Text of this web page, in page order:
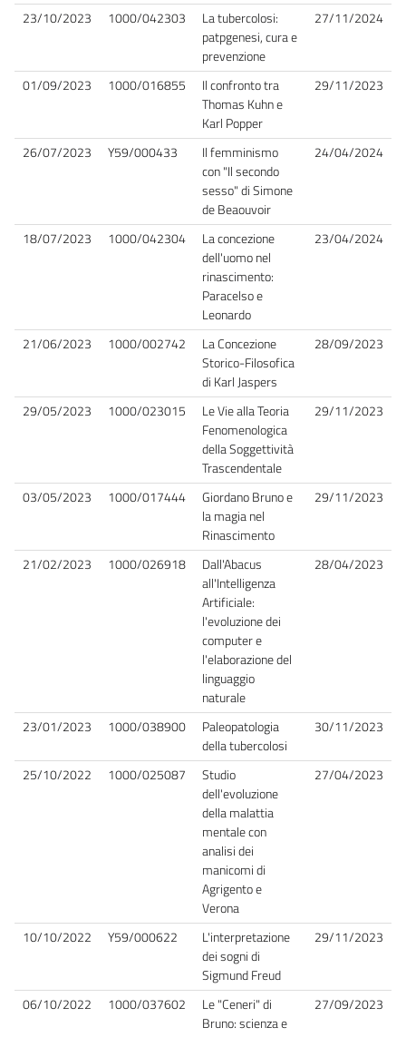
23/10/2023 1000/042303
La tubercolosi:
patpgenesi, cura e
prevenzione
27/11/2024
01/09/2023 1000/016855
Il confronto tra
Thomas Kuhn e
Karl Popper
29/11/2023
26/07/2023 Y59/000433
Il femminismo
con "Il secondo
sesso" di Simone
de Beaouvoir
24/04/2024
18/07/2023 1000/042304
La concezione
dell'uomo nel
rinascimento:
Paracelso e
Leonardo
23/04/2024
21/06/2023 1000/002742
La Concezione
Storico-Filosofica
di Karl Jaspers
28/09/2023
29/05/2023 1000/023015
Le Vie alla Teoria
Fenomenologica
della Soggettività
Trascendentale
29/11/2023
03/05/2023 1000/017444
Giordano Bruno e
la magia nel
Rinascimento
29/11/2023
21/02/2023 1000/026918
Dall'Abacus
all'Intelligenza
Artificiale:
l'evoluzione dei
computer e
l'elaborazione del
linguaggio
naturale
28/04/2023
23/01/2023 1000/038900
Paleopatologia
della tubercolosi
30/11/2023
25/10/2022 1000/025087
Studio
dell'evoluzione
della malattia
mentale con
analisi dei
manicomi di
Agrigento e
Verona
27/04/2023
10/10/2022 Y59/000622
L'interpretazione
dei sogni di
Sigmund Freud
29/11/2023
06/10/2022 1000/037602
Le "Ceneri" di
Bruno: scienza e
27/09/2023